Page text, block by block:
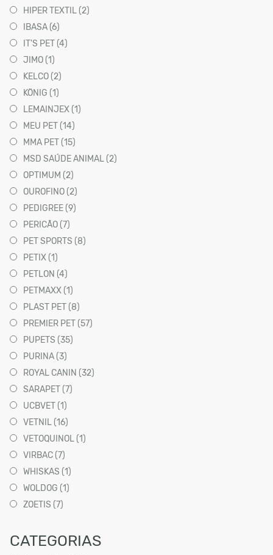
HIPER TEXTIL (2)
IBASA (6)
IT'S PET (4)
JIMO (1)
KELCO (2)
KÖNIG (1)
LEMAINJEX (1)
MEU PET (14)
MMA PET (15)
MSD SAÚDE ANIMAL (2)
OPTIMUM (2)
OUROFINO (2)
PEDIGREE (9)
PERICÃO (7)
PET SPORTS (8)
PETIX (1)
PETLON (4)
PETMAXX (1)
PLAST PET (8)
PREMIER PET (57)
PUPETS (35)
PURINA (3)
ROYAL CANIN (32)
SARAPET (7)
UCBVET (1)
VETNIL (16)
VETOQUINOL (1)
VIRBAC (7)
WHISKAS (1)
WOLDOG (1)
ZOETIS (7)
CATEGORIAS